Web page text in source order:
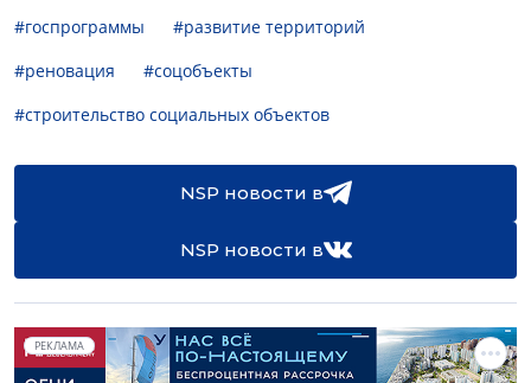
#госпрограммы
#развитие территорий
#реновация
#соцобъекты
#строительство социальных объектов
NSP новости в
NSP новости в
РЕКЛАМА